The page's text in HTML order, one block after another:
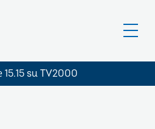
su TV2000